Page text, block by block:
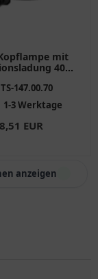
mit
400
147.00.70
1-3 Werktage
EUR
anzeigen